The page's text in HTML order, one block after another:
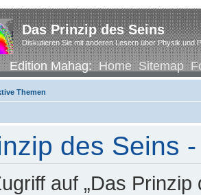
Das Prinzip des Seins
Diskutieren Sie mit anderen Lesern über Physik und
Edition Mahag:Home Sitemap
Themen
des Seins
auf „Das